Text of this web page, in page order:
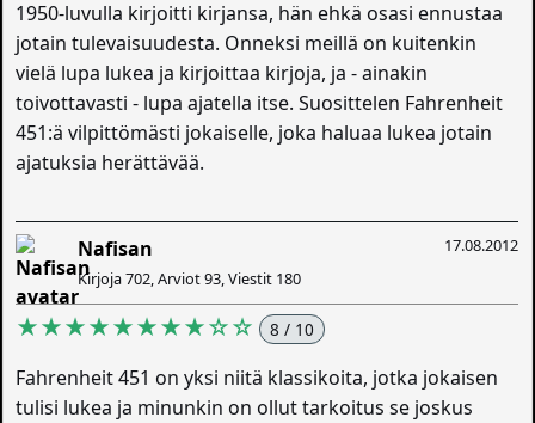
1950-luvulla kirjoitti kirjansa, hän ehkä osasi ennustaa
jotain tulevaisuudesta. Onneksi meillä on kuitenkin
vielä lupa lukea ja kirjoittaa kirjoja, ja - ainakin
toivottavasti - lupa ajatella itse. Suosittelen Fahrenheit
451:ä vilpittömästi jokaiselle, joka haluaa lukea jotain
ajatuksia herättävää.
17.08.2012
Nafisan
Kirjoja 702, Arviot 93, Viestit 180
★★★★★★★★☆☆ 8 / 10
Fahrenheit 451 on yksi niitä klassikoita, jotka jokaisen
tulisi lukea ja minunkin on ollut tarkoitus se joskus